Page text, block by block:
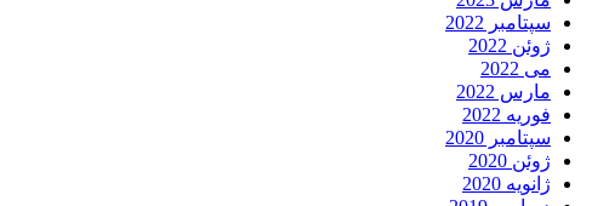
سپتامبر 2022
ژوئن 2022
می 2022
مارس 2022
فوریه 2022
سپتامبر 2020
ژوئن 2020
ژانویه 2020